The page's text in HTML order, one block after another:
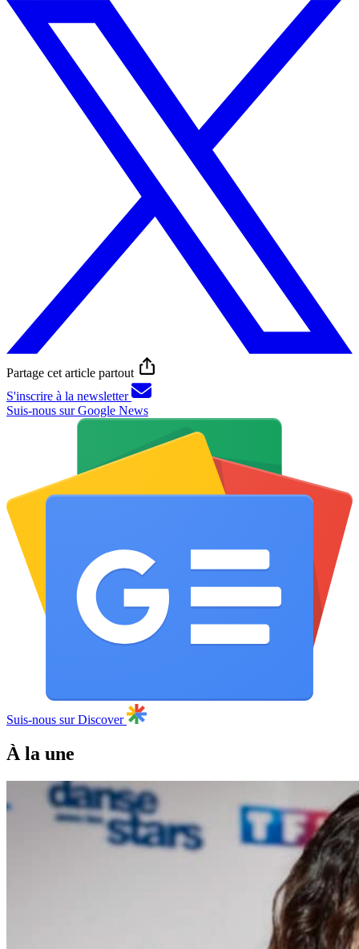
Partage cet article partout
S'inscrire à la newsletter
Suis-nous sur Google News
Suis-nous sur Discover
À la une